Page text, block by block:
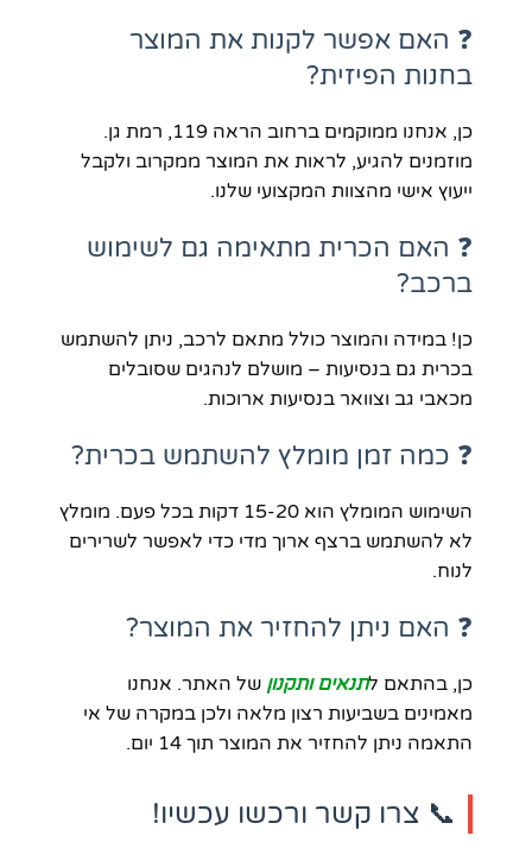
❓ האם אפשר לקנות את המוצר
בחנות הפיזית?
כן, אנחנו ממוקמים ברחוב הראה 119, רמת גן.
מוזמנים להגיע, לראות את המוצר ממקרוב ולקבל
ייעוץ אישי מהצוות המקצועי שלנו.
❓ האם הכרית מתאימה גם לשימוש
ברכב?
כן! במידה והמוצר כולל מתאם לרכב, ניתן להשתמש
בכרית גם בנסיעות – מושלם לנהגים שסובלים
מכאבי גב וצוואר בנסיעות ארוכות.
❓ כמה זמן מומלץ להשתמש בכרית?
השימוש המומלץ הוא 15-20 דקות בכל פעם. מומלץ
לא להשתמש ברצף ארוך מדי כדי לאפשר לשרירים
לנוח.
❓ האם ניתן להחזיר את המוצר?
כן, בהתאם לתנאים ותקנון של האתר. אנחנו
מאמינים בשביעות רצון מלאה ולכן במקרה של אי
התאמה ניתן להחזיר את המוצר תוך 14 יום.
📞 צרו קשר ורכשו עכשיו!